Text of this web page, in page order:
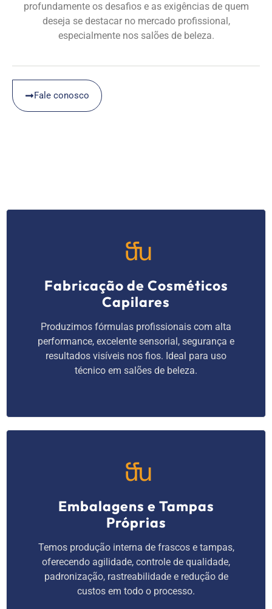
profundamente os desafios e as exigências de quem
deseja se destacar no mercado profissional,
especialmente nos salões de beleza.
Fale conosco
Fabricação de Cosméticos
Capilares
Produzimos fórmulas profissionais com alta
performance, excelente sensorial, segurança e
resultados visíveis nos fios. Ideal para uso
técnico em salões de beleza.
Embalagens e Tampas
Próprias
Temos produção interna de frascos e tampas,
oferecendo agilidade, controle de qualidade,
padronização, rastreabilidade e redução de
custos em todo o processo.